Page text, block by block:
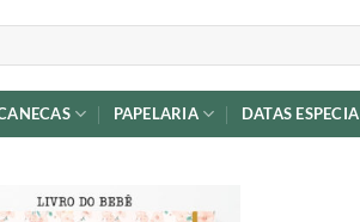
PAPELARIA DATAS